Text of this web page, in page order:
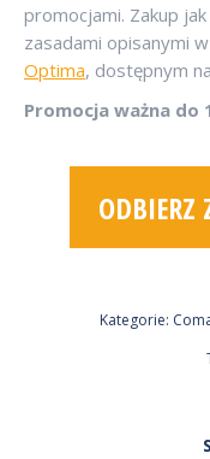
promocjami. Zakup
zasadami opisanymi
Optima, dostępnym
Promocja ważna do
ODBIERZ
Kategorie: